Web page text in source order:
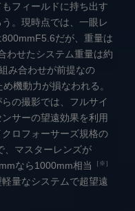
フィールドに持ち出す
。現時点では、一眼レ
だが、重量は
わせたシステム重量は約
み合わせが前提なの
機動力が損なわれる。
の撮影では、フルサイ
サーの望遠効果を利用
ロフォーサーズ規格の
、マスターレンズが
なら1000mm相当 ［※］
量なシステムで超望遠